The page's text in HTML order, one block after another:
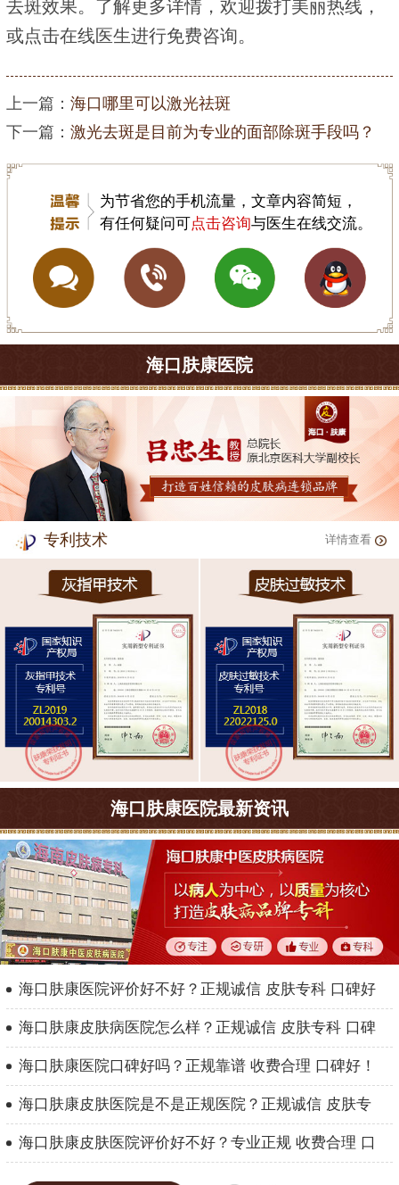
去斑效果。了解更多详情，欢迎拨打美丽热线，
或点击在线医生进行免费咨询。
上一篇： 海口哪里可以激光祛斑
下一篇： 激光去斑是目前为专业的面部除斑手段吗？
为节省您的手机流量，文章内容简短，
有任何疑问可点击咨询与医生在线交流。
海口肤康医院
专利技术 详情查看
海口肤康医院最新资讯
海口肤康医院评价好不好？正规诚信 皮肤专科 口碑好
海口肤康皮肤病医院怎么样？正规诚信 皮肤专科 口碑
海口肤康医院口碑好吗？正规靠谱 收费合理 口碑好！
海口肤康皮肤医院是不是正规医院？正规诚信 皮肤专
海口肤康皮肤医院评价好不好？专业正规 收费合理 口